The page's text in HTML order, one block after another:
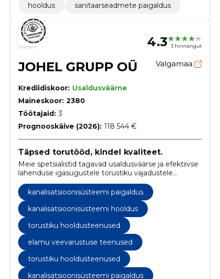
hooldus
sanitaarseadmete paigaldus
4.3 3 hinnangut
JOHEL GRUPP OÜ Valgamaa
Krediidiskoor: Usaldusväärne
Maineskoor: 2380
Töötajaid: 3
Prognooskäive (2026): 118 544 €
Täpsed torutööd, kindel kvaliteet.
Meie spetsialistid tagavad usaldusväärse ja efektiivse
lahenduse igasugustele torustiku vajadustele
eramajas, tagades teie kodu veevarustuse ja
kanalisatsiooni probleemideta toimimise.
kanalisatsioonisüsteemi paigaldus
kanalisatsioonisüsteemi hooldus
torustiku hooldusteenused
elamu veevarustuse teenused
torustiku hooldusteenused
kanalisatsioonisüsteemi paigaldus